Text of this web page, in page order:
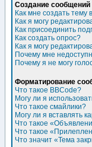
Создание сообщений
Как мне создать тему
Как я могу
Как присоединить
Как создать опрос?
Как я могу
Почему мне
Почему я не могу
Форматирование
Что такое BBCode?
Могу ли я
Что такое смайлики?
Могу ли я вставлять
Что такое
Что такое
Что значит «Тема